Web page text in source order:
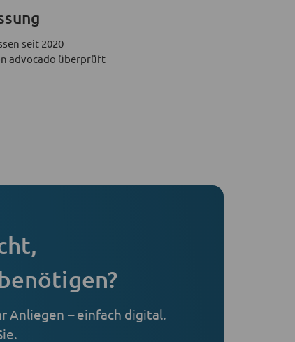
seit 2020
advocado überprüft
Anliegen – einfach digital.